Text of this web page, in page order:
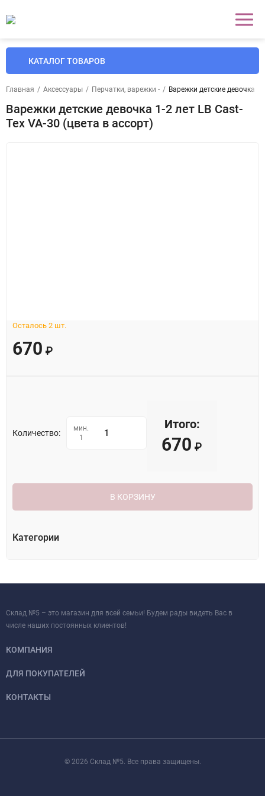
КАТАЛОГ ТОВАРОВ
Главная / Аксессуары / Перчатки, варежки - / Варежки детские девочка
Варежки детские девочка 1-2 лет LB Cast-
Tex VA-30 (цвета в ассорт)
Осталось 2 шт.
670 ₽
Количество:
мин.
1
Итого:
670 ₽
В КОРЗИНУ
Категории
Склад №5 – это магазин для всей семьи! Будем рады видеть Вас в
числе наших постоянных клиентов!
КОМПАНИЯ
ДЛЯ ПОКУПАТЕЛЕЙ
КОНТАКТЫ
© 2026 Склад №5. Все права защищены.